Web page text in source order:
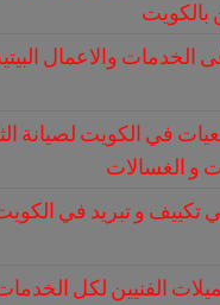
الخدمات والاعمال
في الكويت لصيانة
و الغسالات
تكييف و تبريد في
الفنيين لكل